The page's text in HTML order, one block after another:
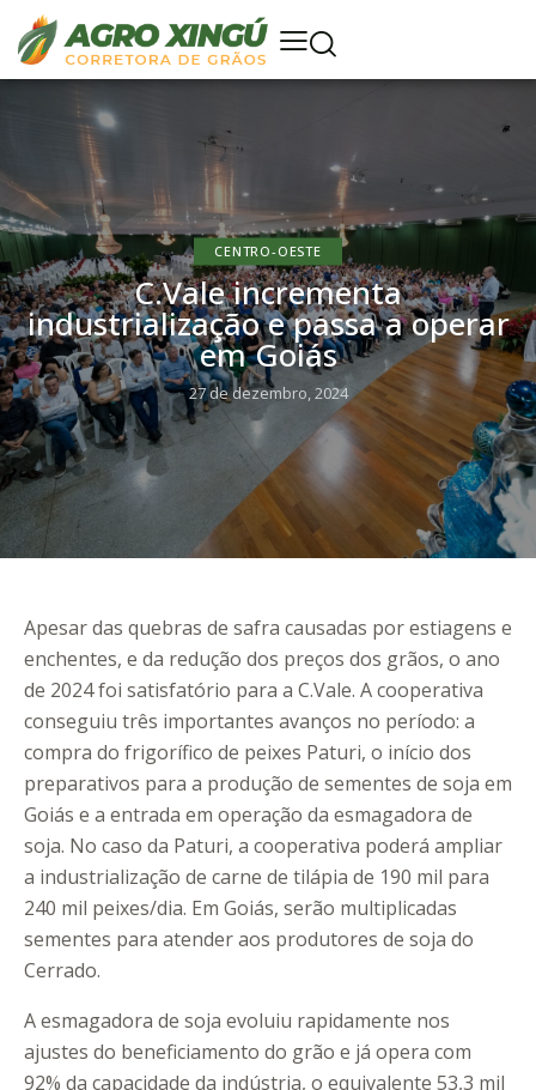
CENTRO-OESTE
C.Vale incrementa
industrialização e passa a operar
em Goiás
27 de dezembro, 2024
Apesar das quebras de safra causadas por estiagens e
enchentes, e da redução dos preços dos grãos, o ano
de 2024 foi satisfatório para a C.Vale. A cooperativa
conseguiu três importantes avanços no período: a
compra do frigorífico de peixes Paturi, o início dos
preparativos para a produção de sementes de soja em
Goiás e a entrada em operação da esmagadora de
soja. No caso da Paturi, a cooperativa poderá ampliar
a industrialização de carne de tilápia de 190 mil para
240 mil peixes/dia. Em Goiás, serão multiplicadas
sementes para atender aos produtores de soja do
Cerrado.
A esmagadora de soja evoluiu rapidamente nos
ajustes do beneficiamento do grão e já opera com
92% da capacidade da indústria, o equivalente 53,3 mil